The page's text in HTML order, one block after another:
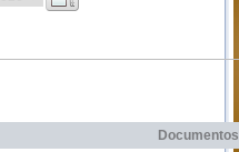
Documentos